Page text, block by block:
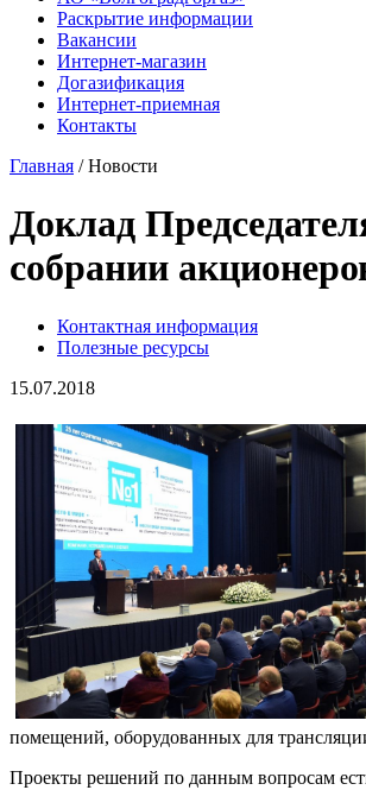
Раскрытие информации
Вакансии
Интернет-магазин
Догазификация
Интернет-приемная
Контакты
Главная / Новости
Доклад
собрании
Контактная информация
Полезные ресурсы
15.07.2018
помещений, оборудованных для
Проекты решений по данным вопросам